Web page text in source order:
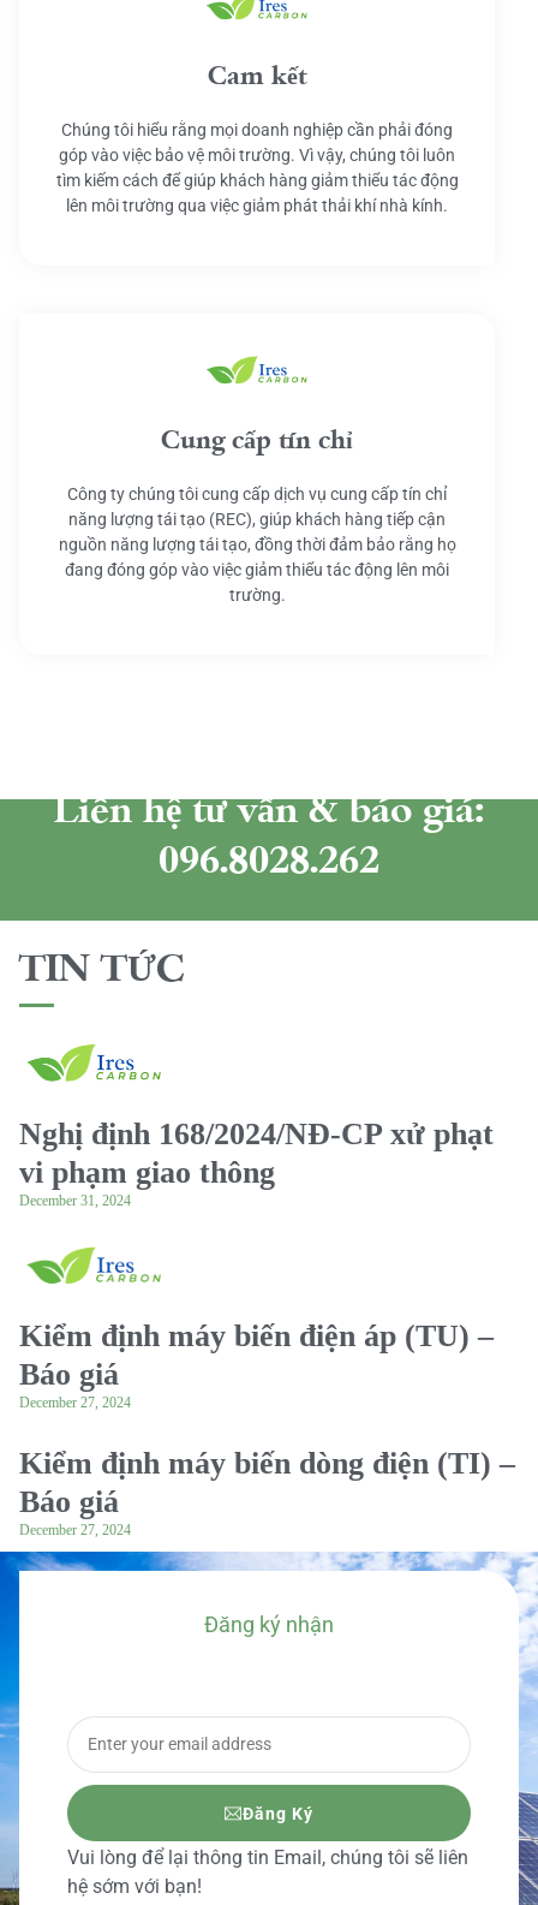
Cam kết
Chúng tôi hiểu rằng mọi doanh nghiệp cần phải đóng
góp vào việc bảo vệ môi trường. Vì vậy, chúng tôi luôn
tìm kiếm cách để giúp khách hàng giảm thiểu tác động
lên môi trường qua việc giảm phát thải khí nhà kính.
Cung cấp tín chỉ
Công ty chúng tôi cung cấp dịch vụ cung cấp tín chỉ
năng lượng tái tạo (REC), giúp khách hàng tiếp cận
nguồn năng lượng tái tạo, đồng thời đảm bảo rằng họ
đang đóng góp vào việc giảm thiểu tác động lên môi
trường.
Liên hệ tư vấn & báo giá:
096.8028.262
TIN TỨC
Nghị định 168/2024/NĐ-CP xử phạt
vi phạm giao thông
December 31, 2024
Kiểm định máy biến điện áp (TU) –
Báo giá
December 27, 2024
Kiểm định máy biến dòng điện (TI) –
Báo giá
December 27, 2024
Đăng ký nhận
Đăng Ký
Vui lòng để lại thông tin Email, chúng tôi sẽ liên
hệ sớm với bạn!